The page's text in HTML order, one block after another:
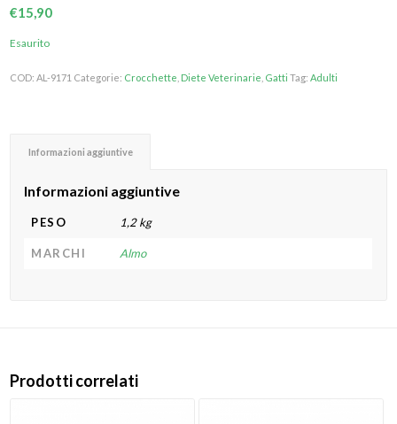
€15,90
Esaurito
COD:AL-9171 Categorie: Crocchette Diete Veterinarie Gatti Tag:Adulti
Informazioni aggiuntive
Informazioni aggiuntive
PESO 1,2 kg
MARCHI Almo
Prodotti correlati